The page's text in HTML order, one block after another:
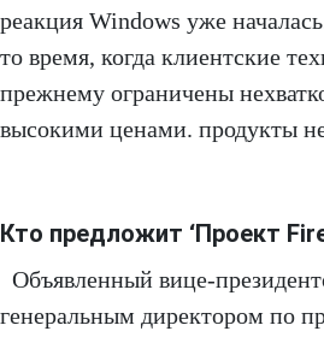
реакция Windows уже
то время, когда клиентские
прежнему ограничены
высокими ценами. продукты
Кто предложит ‘Проект
Объявленный вице-
генеральным директором по